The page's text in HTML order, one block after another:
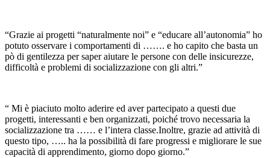
“Grazie ai progetti “naturalmente noi” e “educare all’autonomia” ho
potuto osservare i comportamenti di ……. e ho capito che basta un
pò di gentilezza per saper aiutare le persone con delle insicurezze,
difficoltà e problemi di socializzazione con gli altri.”
“ Mi è piaciuto molto aderire ed aver partecipato a questi due
progetti, interessanti e ben organizzati, poiché trovo necessaria la
socializzazione tra …… e l’intera classe.Inoltre, grazie ad attività di
questo tipo, ….. ha la possibilità di fare progressi e migliorare le sue
capacità di apprendimento, giorno dopo giorno.”